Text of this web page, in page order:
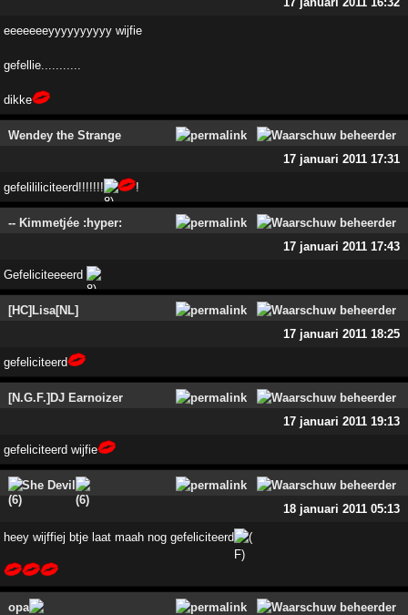
eeeeeeeyyyyyyyyyy wijfie
gefellie...........
dikke
Wendey the Strange
17 januari 2011 17:31
gefelililiciteerd!!!!!!! !
-- Kimmetjée :hyper:
17 januari 2011 17:43
Gefeliciteeeerd
[HC]Lisa[NL]
17 januari 2011 18:25
gefeliciteerd
[N.G.F.]DJ Earnoizer
17 januari 2011 19:13
gefeliciteerd wijfie
She Devil
18 januari 2011 05:13
heey wijffiej btje laat maah nog gefeliciteerd
opa